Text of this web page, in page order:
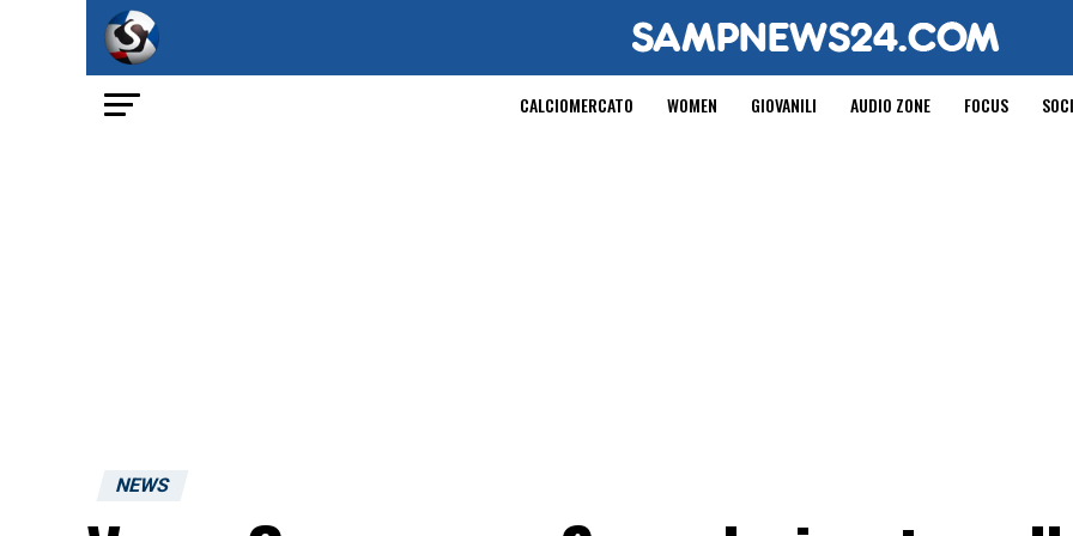
CALCIOMERCATO WOMEN GIOVANILI AUDIO ZONE FOCUS
NEWS